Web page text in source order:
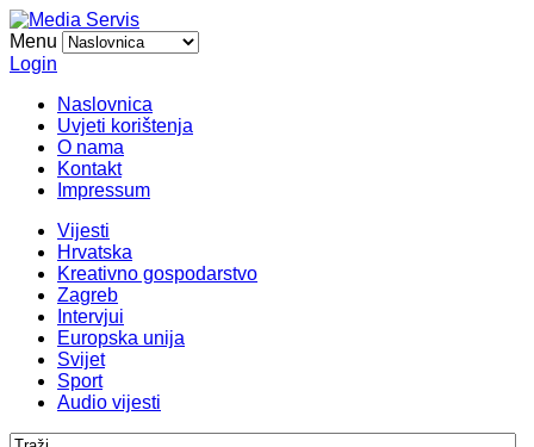
Menu
Login
Naslovnica
Uvjeti korištenja
O nama
Kontakt
Impressum
Vijesti
Hrvatska
Kreativno gospodarstvo
Zagreb
Intervjui
Europska unija
Svijet
Sport
Audio vijesti